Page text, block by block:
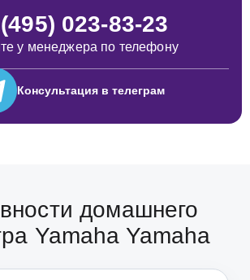
023-83-23
у менеджера по телефону
Консультация в телеграм
домашнего
Yamaha Yamaha